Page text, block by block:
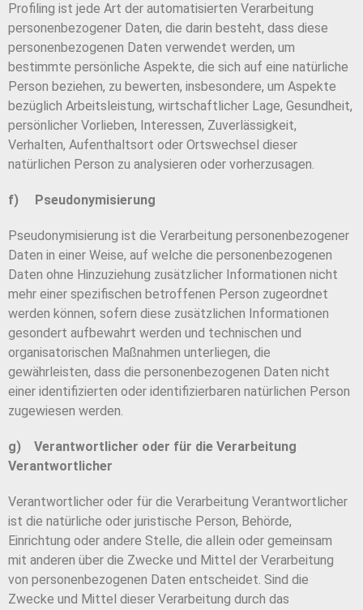
Profiling ist jede Art der automatisierten Verarbeitung
personenbezogener Daten, die darin besteht, dass diese
personenbezogenen Daten verwendet werden, um
bestimmte persönliche Aspekte, die sich auf eine natürliche
Person beziehen, zu bewerten, insbesondere, um Aspekte
bezüglich Arbeitsleistung, wirtschaftlicher Lage, Gesundheit,
persönlicher Vorlieben, Interessen, Zuverlässigkeit,
Verhalten, Aufenthaltsort oder Ortswechsel dieser
natürlichen Person zu analysieren oder vorherzusagen.
f) Pseudonymisierung
Pseudonymisierung ist die Verarbeitung personenbezogener
Daten in einer Weise, auf welche die personenbezogenen
Daten ohne Hinzuziehung zusätzlicher Informationen nicht
mehr einer spezifischen betroffenen Person zugeordnet
werden können, sofern diese zusätzlichen Informationen
gesondert aufbewahrt werden und technischen und
organisatorischen Maßnahmen unterliegen, die
gewährleisten, dass die personenbezogenen Daten nicht
einer identifizierten oder identifizierbaren natürlichen Person
zugewiesen werden.
g) Verantwortlicher oder für die Verarbeitung
Verantwortlicher
Verantwortlicher oder für die Verarbeitung Verantwortlicher
ist die natürliche oder juristische Person, Behörde,
Einrichtung oder andere Stelle, die allein oder gemeinsam
mit anderen über die Zwecke und Mittel der Verarbeitung
von personenbezogenen Daten entscheidet. Sind die
Zwecke und Mittel dieser Verarbeitung durch das